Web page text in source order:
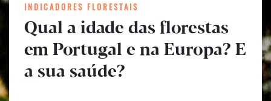
INDICADORES FLORESTAIS
Qual a idade das florestas
em Portugal e na Europa? E
a sua saúde?